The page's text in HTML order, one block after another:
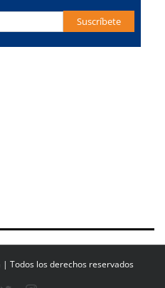
Todos los derechos reservados